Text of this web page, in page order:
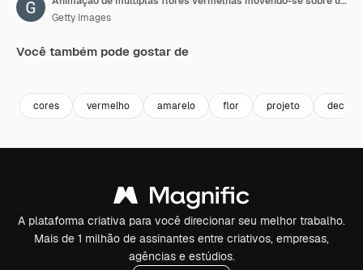
Getty Images
Você também pode gostar de
cores vermelho amarelo flor projeto
A plataforma criativa para você direcionar seu melhor trabalho.
Mais de 1 milhão de assinantes entre criativos, empresas,
agências e estúdios.